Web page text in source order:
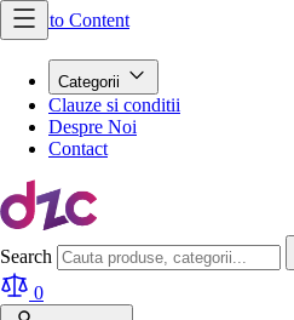
Skip to Content
Categorii
Clauze si conditii
Despre Noi
Contact
Search
0